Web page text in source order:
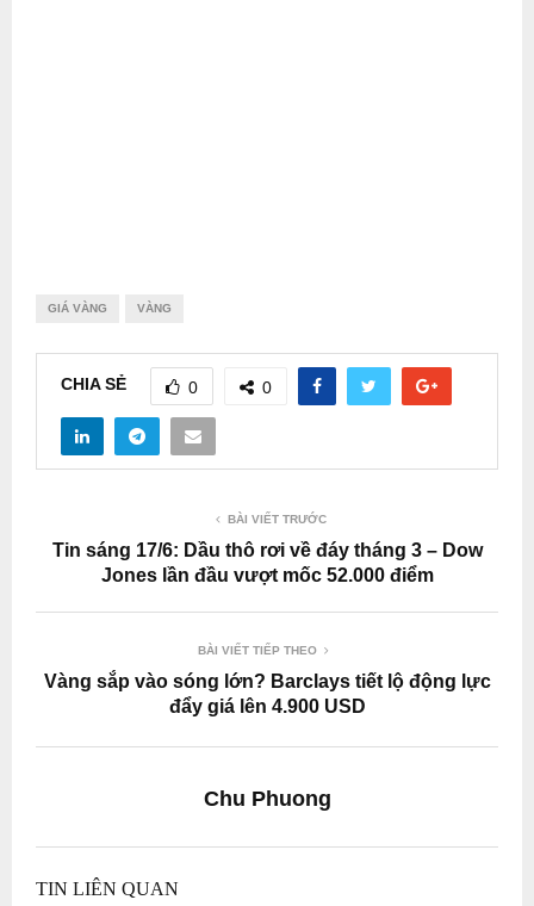
GIÁ VÀNG VÀNG
CHIA SẺ 0 0
BÀI VIẾT TRƯỚC
Tin sáng 17/6: Dầu thô rơi về đáy tháng 3 – Dow
Jones lần đầu vượt mốc 52.000 điểm
BÀI VIẾT TIẾP THEO
Vàng sắp vào sóng lớn? Barclays tiết lộ động lực
đẩy giá lên 4.900 USD
Chu Phuong
TIN LIÊN QUAN